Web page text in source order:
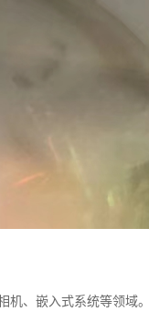
、嵌入式系统等领域